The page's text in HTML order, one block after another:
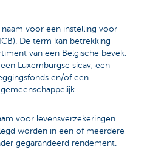
naam voor een instelling voor
De term kan betrekking
van een Belgische bevek,
Luxemburgse sicav, een
en/of een
voor levensverzekeringen
worden in een of meerdere
gegarandeerd rendement.